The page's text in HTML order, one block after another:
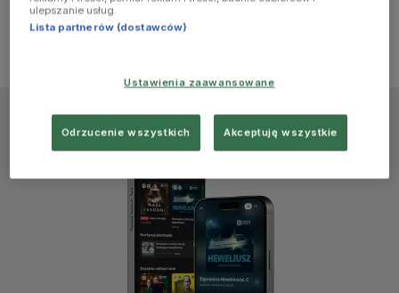
information)
ulepszanie usług.
Lista partnerów (dostawców)
Ustawienia zaawansowane
Odrzucenie wszystkich Akceptuję wszystkie